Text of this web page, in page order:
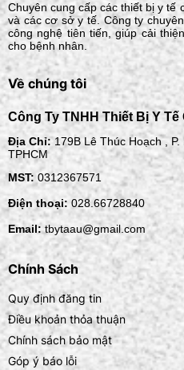
Chuyên cung cấp các thiết bị y tế
và các cơ sở y tế. Công ty
công nghệ tiên tiến, giúp cải
cho bệnh nhân.
Về chúng tôi
Công Ty TNHH Thiết Bị Y
Địa Chỉ:179B Lê Thúc Hoạch ,
TPHCM
MST: 0312367571
Điện thoại: 028.66728840
Email:tbytaau@gmail.com
Chính Sách
Quy định đăng tin
Điều khoản thỏa thuận
Chính sách bảo mật
Góp ý báo lỗi